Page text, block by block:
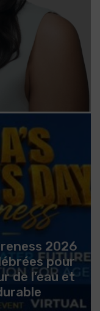
2026
pour
de l’eau et